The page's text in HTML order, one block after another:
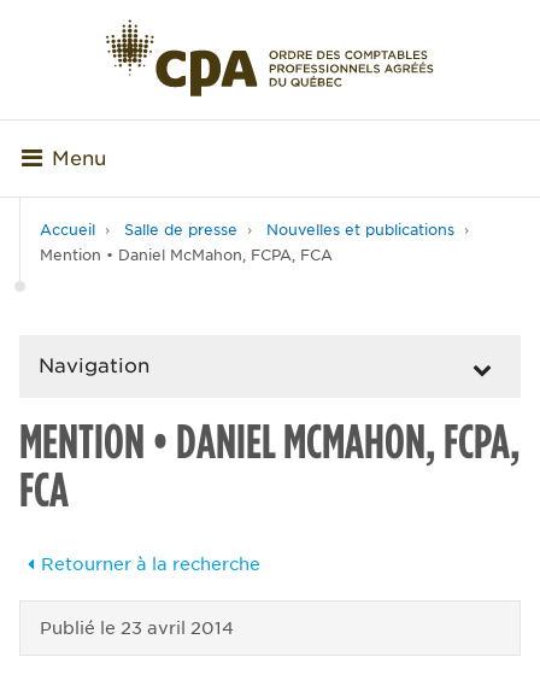
Menu
Accueil Salle de presse
Nouvelles et publications
Mention • Daniel McMahon, FCPA, FCA
Navigation
MENTION • DANIEL MCMAHON, FCPA,
FCA
Retourner à la recherche
Publié le 23 avril 2014